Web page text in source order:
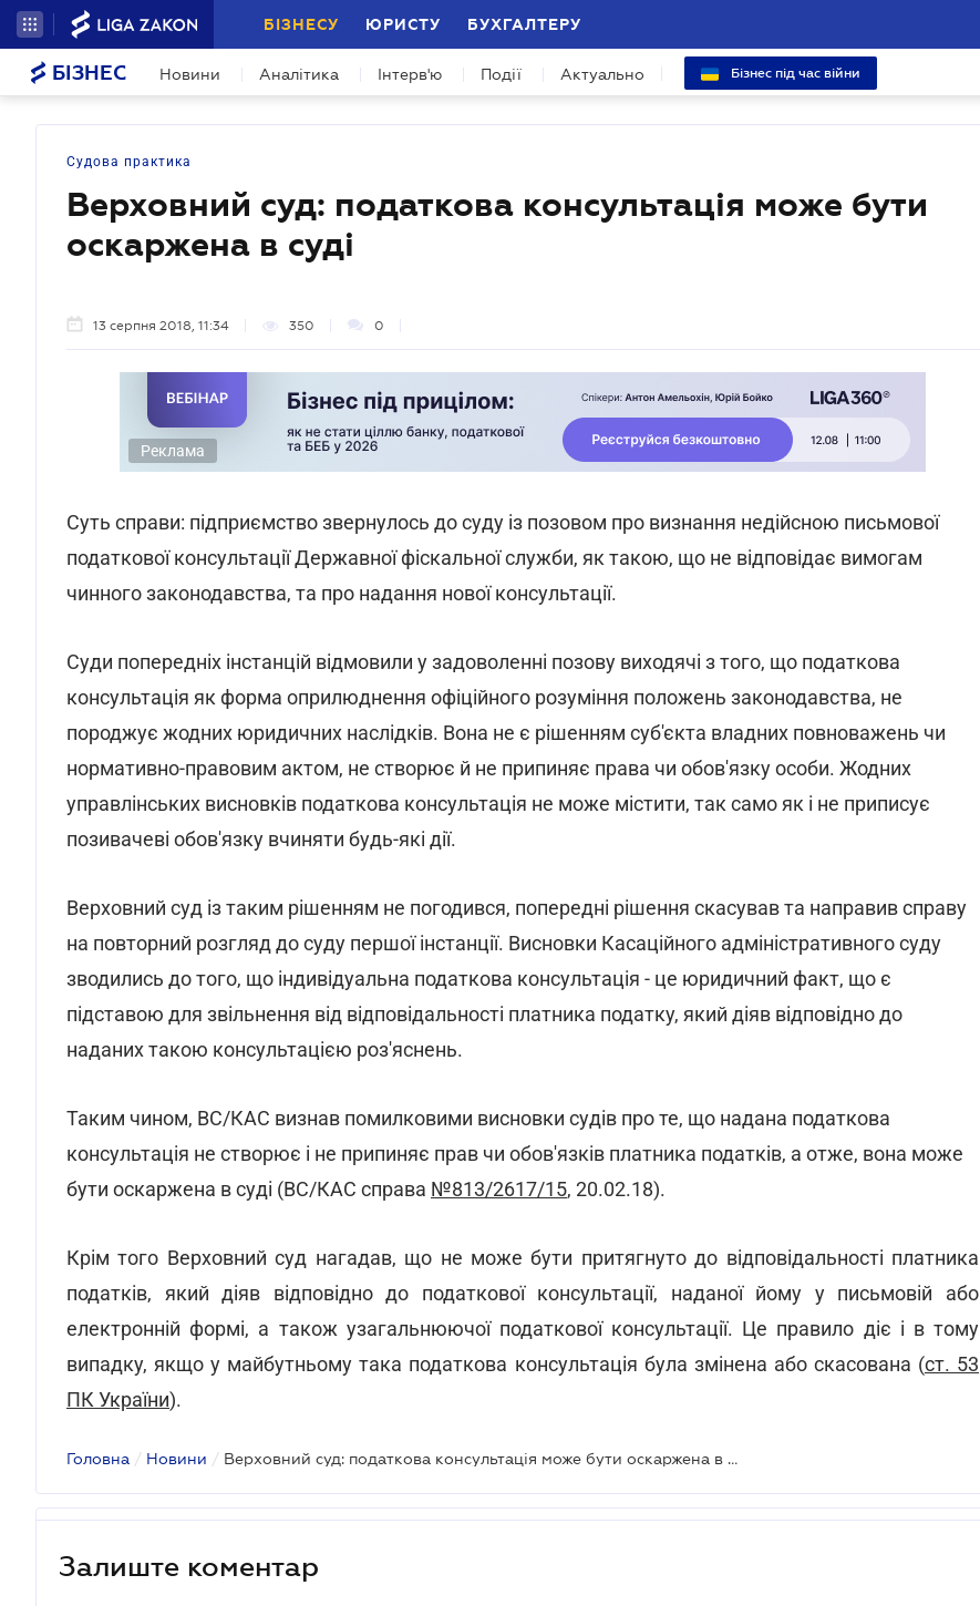
БІЗНЕСУ ЮРИСТУ БУХГАЛТЕРУ
БІЗНЕС Новини Аналітика Інтерв'ю Події Актуально Бізнес під час війни
Судова практика
Верховний суд: податкова консультація може бути
оскаржена в суді
13 серпня 2018, 11:34 350 0
Реклама
Суть справи: підприємство звернулось до суду із позовом про визнання недійсною письмової
податкової консультації Державної фіскальної служби, як такою, що не відповідає вимогам
чинного законодавства, та про надання нової консультації.
Суди попередніх інстанцій відмовили у задоволенні позову виходячі з того, що податкова
консультація як форма оприлюднення офіційного розуміння положень законодавства, не
породжує жодних юридичних наслідків. Вона не є рішенням суб'єкта владних повноважень чи
нормативно-правовим актом, не створює й не припиняє права чи обов'язку особи. Жодних
управлінських висновків податкова консультація не може містити, так само як і не приписує
позивачеві обов'язку вчиняти будь-які дії.
Верховний суд із таким рішенням не погодився, попередні рішення скасував та направив справу
на повторний розгляд до суду першої інстанції. Висновки Касаційного адміністративного суду
зводились до того, що індивідуальна податкова консультація - це юридичний факт, що є
підставою для звільнення від відповідальності платника податку, який діяв відповідно до
наданих такою консультацією роз'яснень.
Таким чином, ВС/КАС визнав помилковими висновки судів про те, що надана податкова
консультація не створює і не припиняє прав чи обов'язків платника податків, а отже, вона може
бути оскаржена в суді (ВС/КАС справа №813/2617/15, 20.02.18).
Крім того Верховний суд нагадав, що не може бути притягнуто до відповідальності платника
податків, який діяв відповідно до податкової консультації, наданої йому у письмовій або
електронній формі, а також узагальнюючої податкової консультації. Це правило діє і в тому
випадку, якщо у майбутньому така податкова консультація була змінена або скасована (ст. 53
ПК України).
Головна / Новини / Верховний суд: податкова консультація може бути оскаржена в суді
Залиште коментар